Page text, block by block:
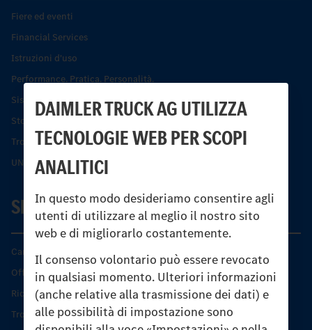
DAIMLER TRUCK AG UTILIZZA
TECNOLOGIE WEB PER SCOPI
ANALITICI
In questo modo desideriamo consentire agli
utenti di utilizzare al meglio il nostro sito
web e di migliorarlo costantemente.
Il consenso volontario può essere revocato
in qualsiasi momento. Ulteriori informazioni
(anche relative alla trasmissione dei dati) e
alle possibilità di impostazione sono
Fiere ed eventi
Financial Services
Istruzioni d'uso
Performance. Pratica. Personalità.
Sistemi di assistenza alla guida e di sicurezza
Storia dell’Unimog
Trovare un partner
UNI-TOUCH®
SERVIZIO
Caratteristiche di prodotto
Offerta di servizio Unimog
Ricambi originali
Trovare un partner